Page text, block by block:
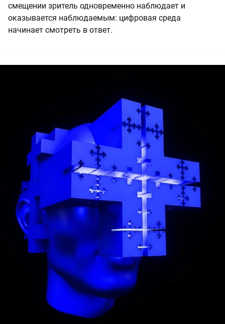
смещении зритель одновременно наблюдает и
оказывается наблюдаемым: цифровая среда
начинает смотреть в ответ.